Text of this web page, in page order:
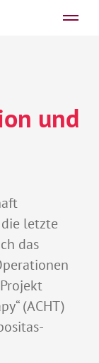
und
letzte
das
(ACHT)